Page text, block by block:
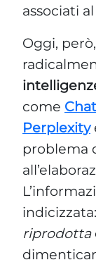
associati
Oggi,
come
Perplexity
problema
riprodotta